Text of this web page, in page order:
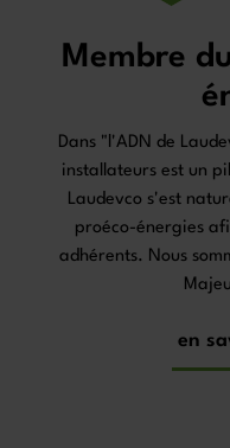
Membre
Dans "l'ADN de
installateurs est un
Laudevco s'est
proéco-énergies
adhérents. Nous
en